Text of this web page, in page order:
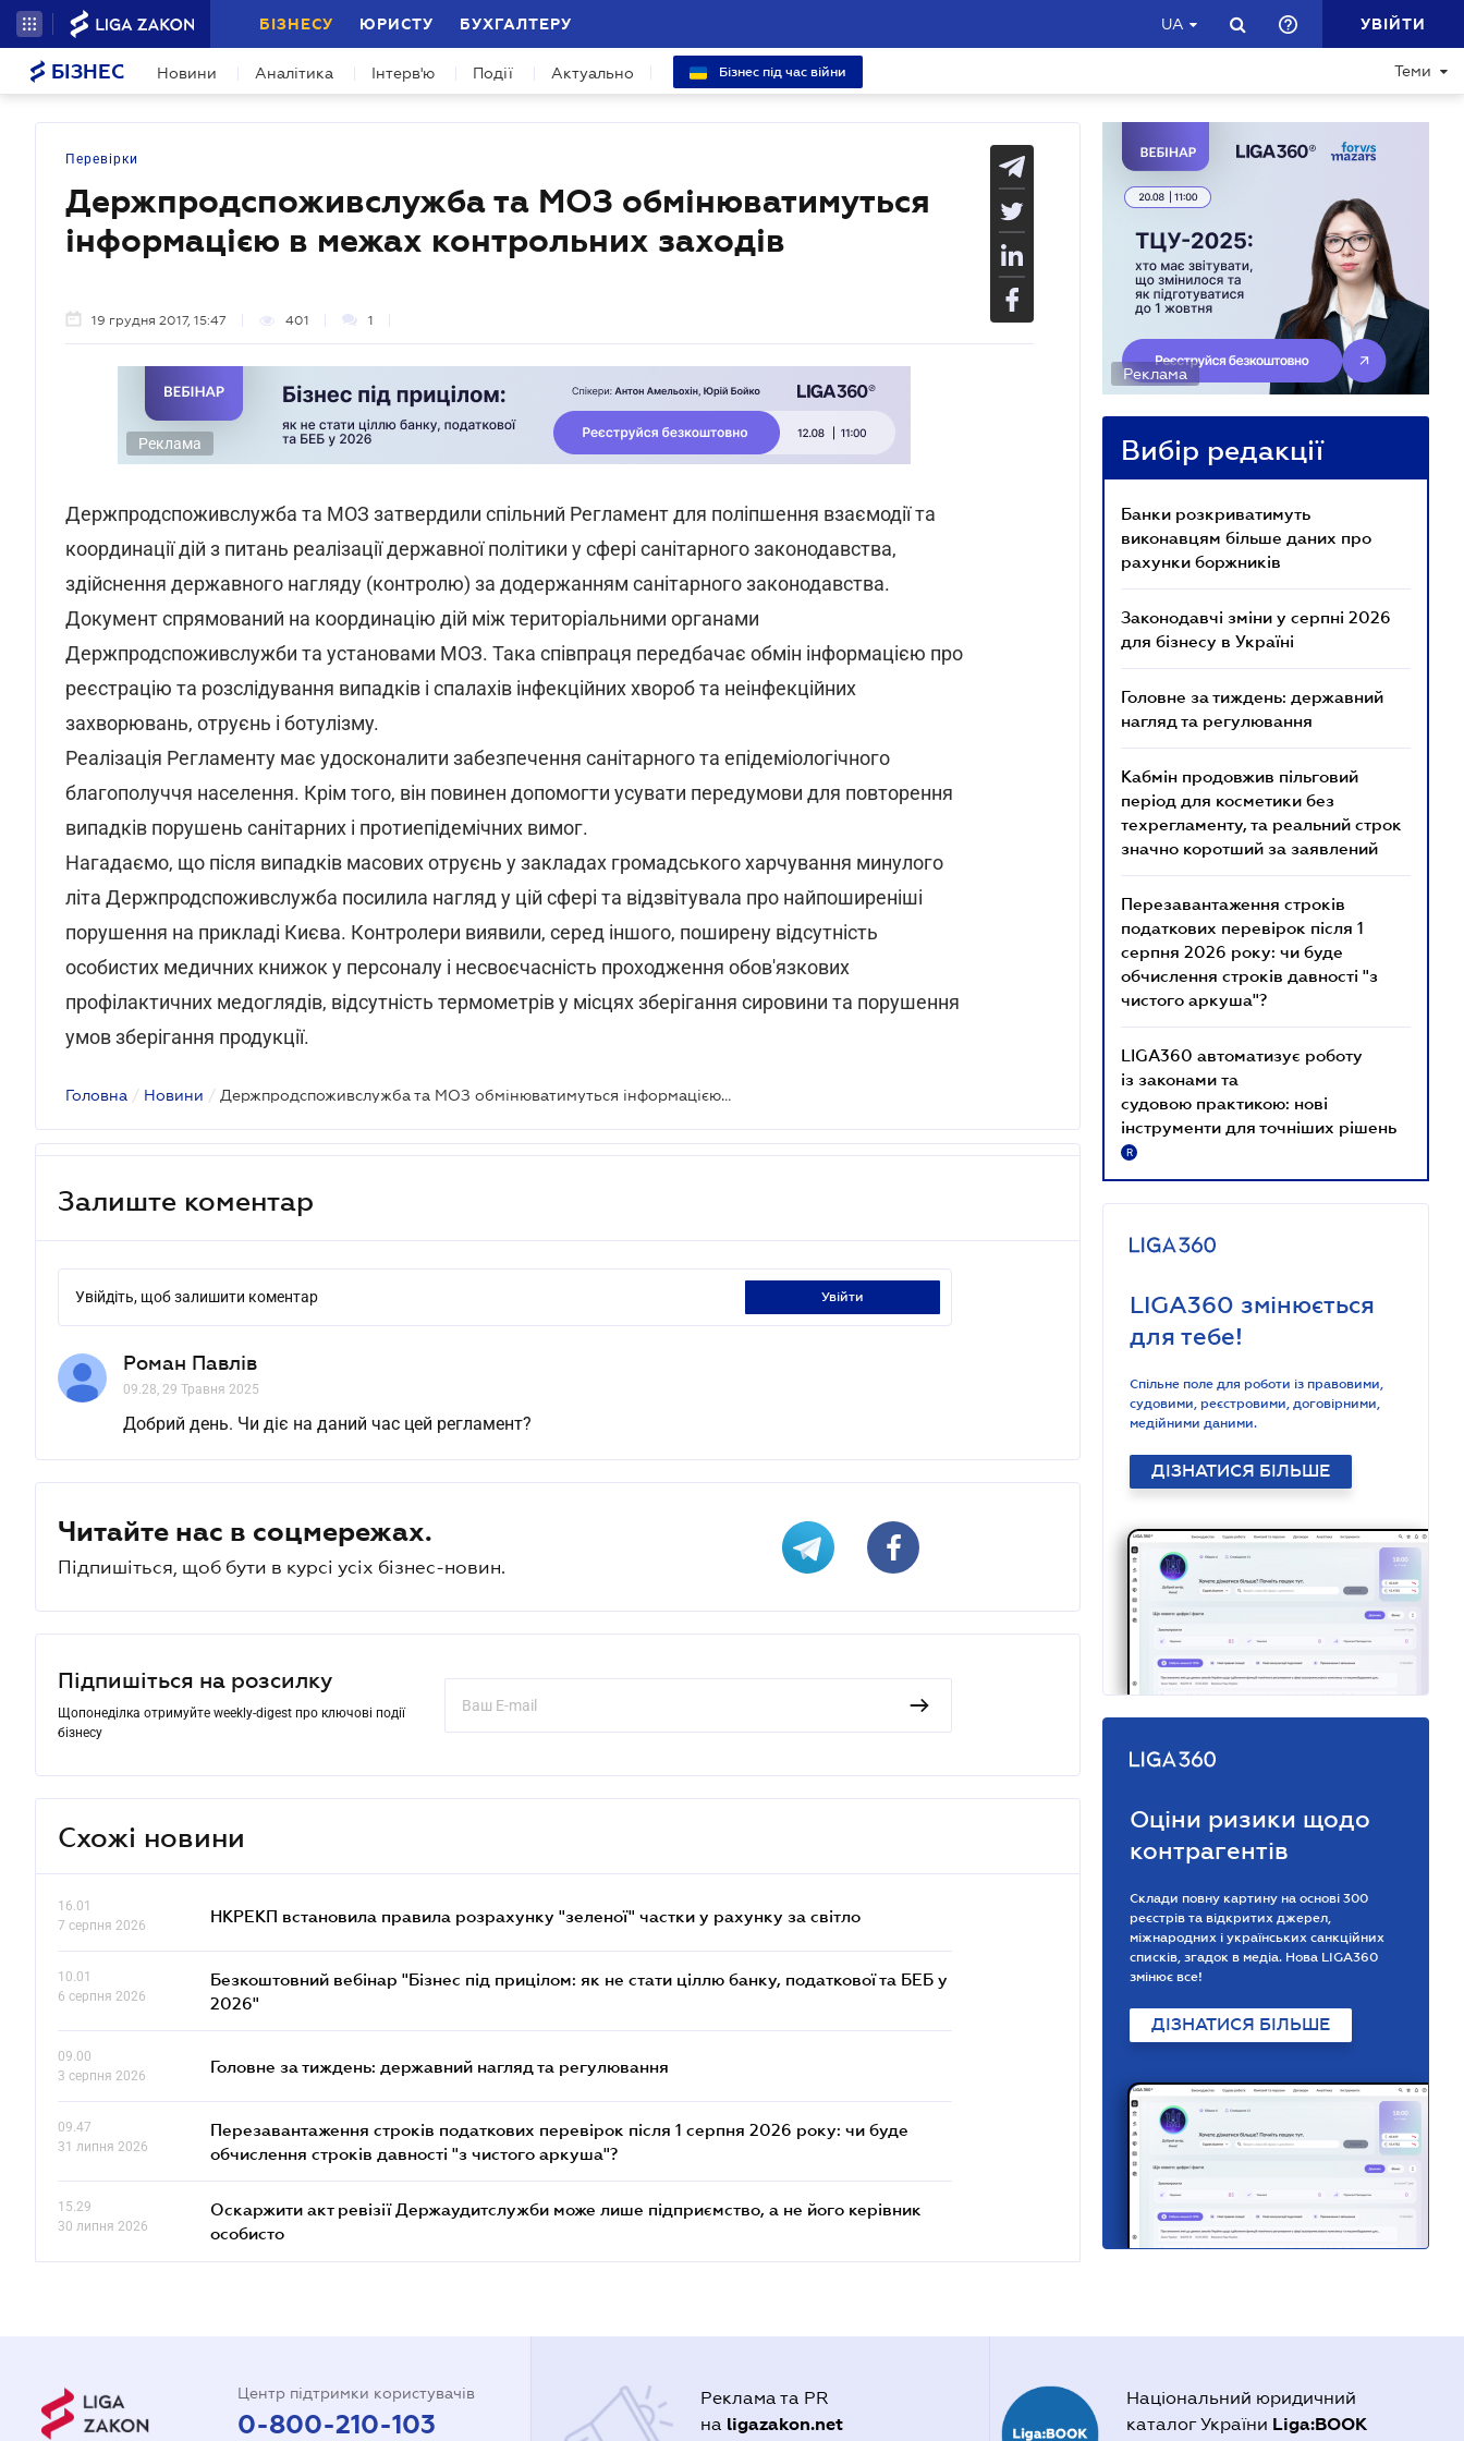
БІЗНЕСУ ЮРИСТУ БУХГАЛТЕРУ UA УВІЙТИ
БІЗНЕС Новини Аналітика Інтерв'ю Події Актуально Бізнес під час війни Теми
Перевірки
Держпродспоживслужба та МОЗ обмінюватимуться
інформацією в межах контрольних заходів
19 грудня 2017, 15:47 401 1
Реклама
Держпродспоживслужба та МОЗ затвердили спільний Регламент для поліпшення взаємодії та
координації дій з питань реалізації державної політики у сфері санітарного законодавства,
здійснення державного нагляду (контролю) за додержанням санітарного законодавства.
Документ спрямований на координацію дій між територіальними органами
Держпродспоживслужби та установами МОЗ. Така співпраця передбачає обмін інформацією про
реєстрацію та розслідування випадків і спалахів інфекційних хвороб та неінфекційних
захворювань, отруєнь і ботулізму.
Реалізація Регламенту має удосконалити забезпечення санітарного та епідеміологічного
благополуччя населення. Крім того, він повинен допомогти усувати передумови для повторення
випадків порушень санітарних і протиепідемічних вимог.
Нагадаємо, що після випадків масових отруєнь у закладах громадського харчування минулого
літа Держпродспоживслужба посилила нагляд у цій сфері та відзвітувала про найпоширеніші
порушення на прикладі Києва. Контролери виявили, серед іншого, поширену відсутність
особистих медичних книжок у персоналу і несвоєчасність проходження обов'язкових
профілактичних медоглядів, відсутність термометрів у місцях зберігання сировини та порушення
умов зберігання продукції.
Головна / Новини / Держпродспоживслужба та МОЗ обмінюватимуться інформацією в межах контрольних заходів
Залиште коментар
Увійдіть, щоб залишити коментар увійти
Роман Павлів
09.28, 29 Травня 2025
Добрий день. Чи діє на даний час цей регламент?
Читайте нас в соцмережах.
Підпишіться, щоб бути в курсі усіх бізнес-новин.
Підпишіться на розсилку
Щопонеділка отримуйте weekly-digest про ключові події
бізнесу
Схожі новини
16.01
7 серпня 2026
НКРЕКП встановила правила розрахунку "зеленої" частки у рахунку за світло
10.01
6 серпня 2026
Безкоштовний вебінар "Бізнес під прицілом: як не стати ціллю банку, податкової та БЕБ у
2026"
09.00
3 серпня 2026
Головне за тиждень: державний нагляд та регулювання
09.47
31 липня 2026
Перезавантаження строків податкових перевірок після 1 серпня 2026 року: чи буде
обчислення строків давності "з чистого аркуша"?
15.29
30 липня 2026
Оскаржити акт ревізії Держаудитслужби може лише підприємство, а не його керівник
особисто
Реклама
Вибір редакції
Банки розкриватимуть
виконавцям більше даних про
рахунки боржників
Законодавчі зміни у серпні 2026
для бізнесу в Україні
Головне за тиждень: державний
нагляд та регулювання
Кабмін продовжив пільговий
період для косметики без
техрегламенту, та реальний строк
значно коротший за заявлений
Перезавантаження строків
податкових перевірок після 1
серпня 2026 року: чи буде
обчислення строків давності "з
чистого аркуша"?
LIGA360 автоматизує роботу
із законами та
судовою практикою: нові
інструменти для точніших рішень
R
LIGA360 змінюється
для тебе!
Спільне поле для роботи із правовими,
судовими, реєстровими, договірними,
медійними даними.
ДІЗНАТИСЯ БІЛЬШЕ
Оціни ризики щодо
контрагентів
Склади повну картину на основі 300
реєстрів та відкритих джерел,
міжнародних і українських санкційних
списків, згадок в медіа. Нова LIGA360
змінює все!
ДІЗНАТИСЯ БІЛЬШЕ
Центр підтримки користувачів
0-800-210-103
Реклама та PR
на ligazakon.net
Національний юридичний
каталог України Liga:BOOK